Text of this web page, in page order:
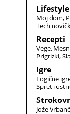
Lifestyle
Moj dom
Tech
Recepti
Vege
Prigrizki
Igre
Logične
Jože